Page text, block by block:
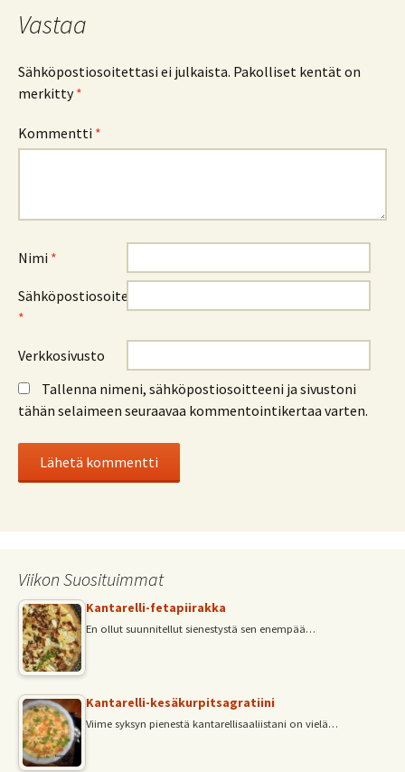
Vastaa
Sähköpostiosoitettasi ei julkaista. Pakolliset kentät on
merkitty*
Kommentti *
Nimi *
Sähköpostiosoite
*
Verkkosivusto
Tallenna nimeni, sähköpostiosoitteeni ja sivustoni
tähän selaimeen seuraavaa kommentointikertaa varten.
Viikon Suosituimmat
Kantarelli-fetapiirakka
En ollut suunnitellut sienestystä sen enempää…
Kantarelli-kesäkurpitsagratiini
Viime syksyn pienestä kantarellisaaliistani on vielä…